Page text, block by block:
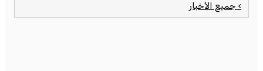
› جميع الأخبار